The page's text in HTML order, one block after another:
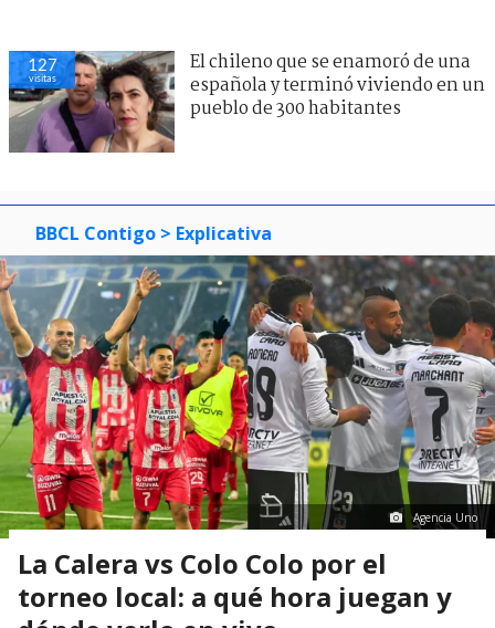
127
visitas
El chileno que se enamoró de una
española y terminó viviendo en un
pueblo de 300 habitantes
BBCL Contigo > Explicativa
Agencia Uno
La Calera vs Colo Colo por el
torneo local: a qué hora juegan y